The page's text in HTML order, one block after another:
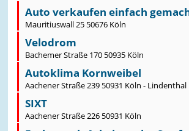
Auto verkaufen einfach
Mauritiuswall 25 50676 Köln
Velodrom
Bachemer Straße 170 50935 Köln
Autoklima Kornweibel
Aachener Straße 239 50931 Köln - Lindenthal
SIXT
Aachener Straße 226 50931 Köln